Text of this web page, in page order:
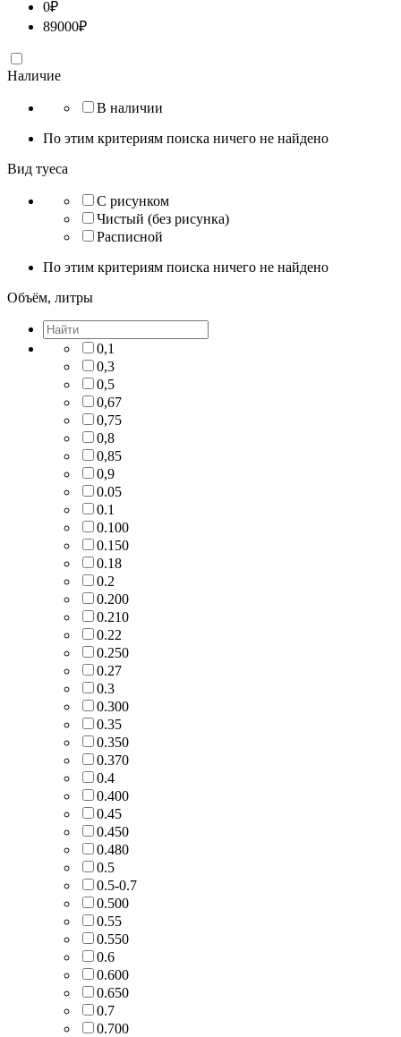
0₽
89000₽
Наличие
В наличии
По этим критериям поиска ничего не найдено
Вид туеса
С рисунком
Чистый (без рисунка)
Расписной
По этим критериям поиска ничего не найдено
Объём, литры
0,1
0,3
0,5
0,67
0,75
0,8
0,85
0,9
0.05
0.1
0.100
0.150
0.18
0.2
0.200
0.210
0.22
0.250
0.27
0.3
0.300
0.35
0.350
0.370
0.4
0.400
0.45
0.450
0.480
0.5
0.5-0.7
0.500
0.55
0.550
0.6
0.600
0.650
0.7
0.700